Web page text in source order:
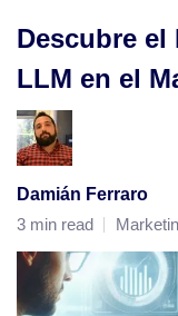
Descubre el
LLM en el
Damián Ferraro
3 min read